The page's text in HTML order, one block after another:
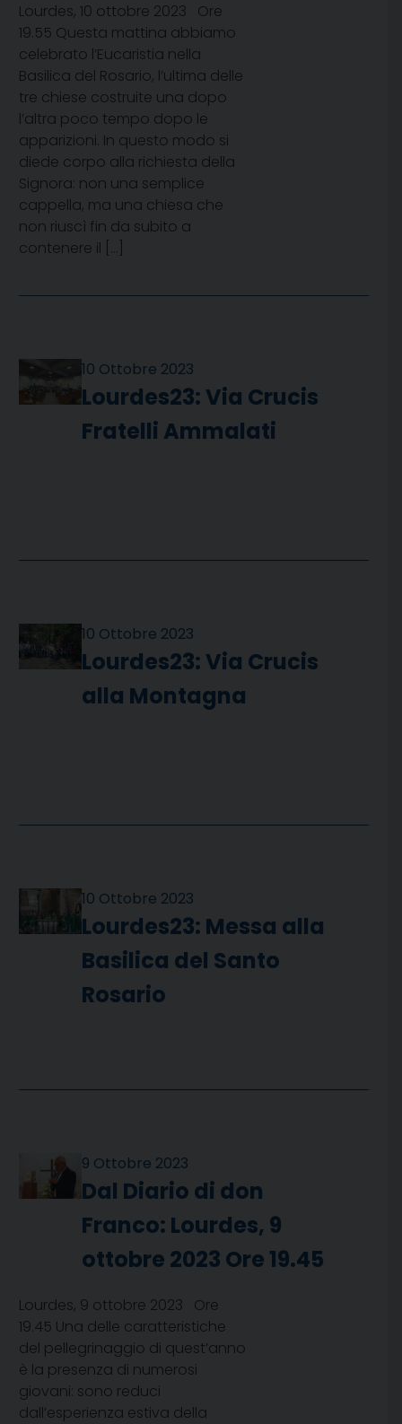
Lourdes, 10 ottobre 2023 Ore
19.55 Questa mattina abbiamo
celebrato l’Eucaristia nella
Basilica del Rosario, l’ultima delle
tre chiese costruite una dopo
l’altra poco tempo dopo le
apparizioni. In questo modo si
diede corpo alla richiesta della
Signora: non una semplice
cappella, ma una chiesa che
non riuscì fin da subito a
contenere il […]
10 Ottobre 2023
Lourdes23: Via Crucis
Fratelli Ammalati
10 Ottobre 2023
Lourdes23: Via Crucis
alla Montagna
10 Ottobre 2023
Lourdes23: Messa alla
Basilica del Santo
Rosario
9 Ottobre 2023
Dal Diario di don
Franco: Lourdes, 9
ottobre 2023 Ore 19.45
Lourdes, 9 ottobre 2023 Ore
19.45 Una delle caratteristiche
del pellegrinaggio di quest’anno
è la presenza di numerosi
giovani: sono reduci
dall’esperienza estiva della